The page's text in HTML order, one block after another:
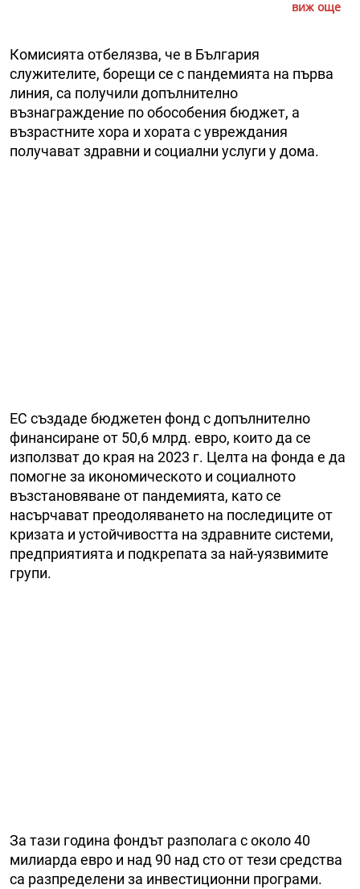
виж още
Комисията отбелязва, че в България
служителите, борещи се с пандемията на първа
линия, са получили допълнително
възнаграждение по обособения бюджет, а
възрастните хора и хората с увреждания
получават здравни и социални услуги у дома.
ЕС създаде бюджетен фонд с допълнително
финансиране от 50,6 млрд. евро, които да се
използват до края на 2023 г. Целта на фонда е да
помогне за икономическото и социалното
възстановяване от пандемията, като се
насърчават преодоляването на последиците от
кризата и устойчивостта на здравните системи,
предприятията и подкрепата за най-уязвимите
групи.
За тази година фондът разполага с около 40
милиарда евро и над 90 над сто от тези средства
са разпределени за инвестиционни програми.